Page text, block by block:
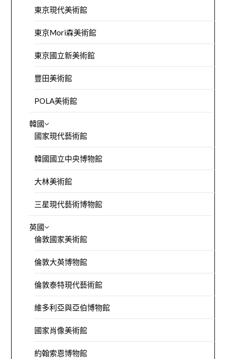
東京現代美術館
東京Mori森美術館
東京國立新美術館
豐田美術館
POLA美術館
韓國
國家現代藝術館
韓國國立中央博物館
大林美術館
三星現代藝術博物館
英國
倫敦國家美術館
倫敦大英博物館
倫敦泰特現代藝術館
維多利亞與亞伯博物館
國家肖像美術館
約翰索恩博物館